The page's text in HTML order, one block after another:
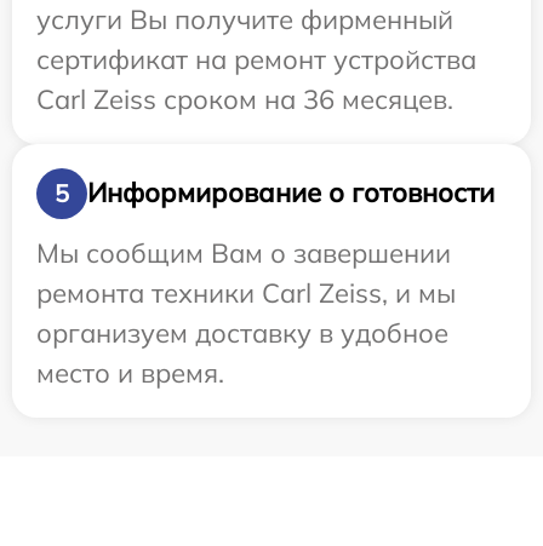
услуги Вы получите фирменный
сертификат на ремонт устройства
Carl Zeiss сроком на 36 месяцев.
5
Информирование о готовности
Мы сообщим Вам о завершении
ремонта техники Carl Zeiss, и мы
организуем доставку в удобное
место и время.